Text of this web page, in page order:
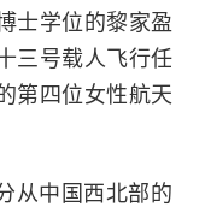
士学位的黎家盈
三号载人飞行任
第四位女性航天
中国西北部的